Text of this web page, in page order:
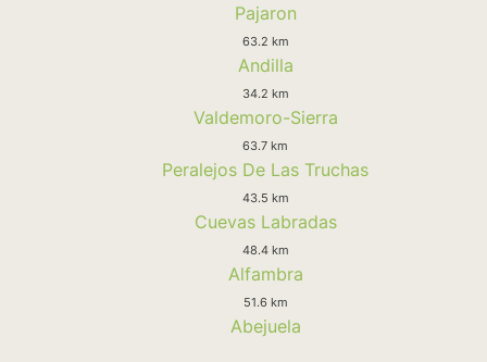
Pajaron
63.2 km
Andilla
34.2 km
Valdemoro-Sierra
63.7 km
Peralejos De Las Truchas
43.5 km
Cuevas Labradas
48.4 km
Alfambra
51.6 km
Abejuela